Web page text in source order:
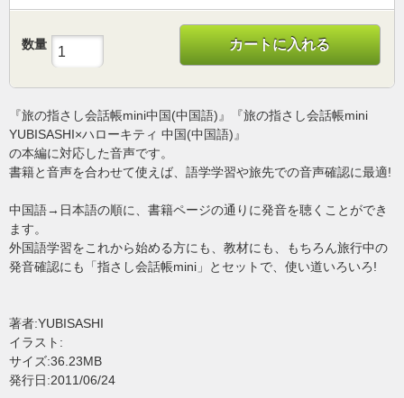
数量 カートに入れる
『旅の指さし会話帳mini中国(中国語)』『旅の指さし会話帳mini
YUBISASHI×ハローキティ 中国(中国語)』
の本編に対応した音声です。
書籍と音声を合わせて使えば、語学学習や旅先での音声確認に最適!
中国語→日本語の順に、書籍ページの通りに発音を聴くことができ
ます。
外国語学習をこれから始める方にも、教材にも、もちろん旅行中の
発音確認にも「指さし会話帳mini」とセットで、使い道いろいろ!
著者:YUBISASHI
イラスト:
サイズ:36.23MB
発行日:2011/06/24